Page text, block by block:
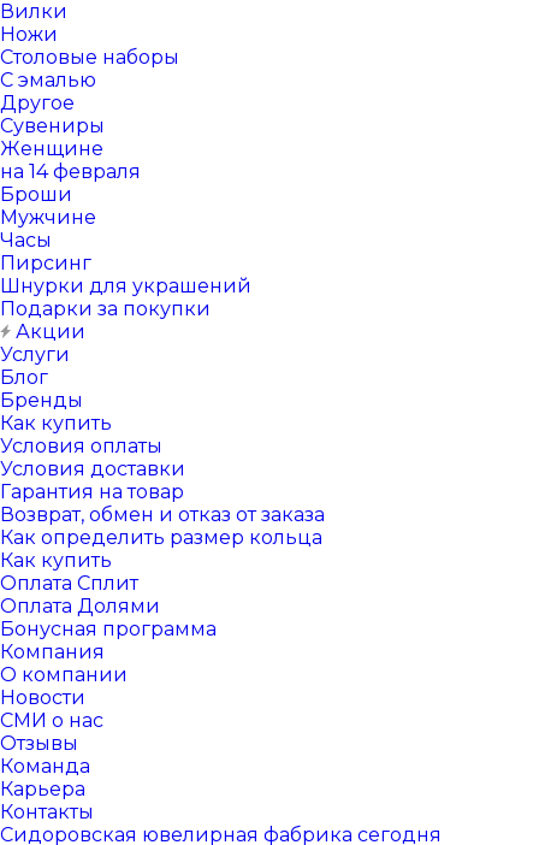
Вилки
Ножи
Столовые наборы
С эмалью
Другое
Сувениры
Женщине
на 14 февраля
Броши
Мужчине
Часы
Пирсинг
Шнурки для украшений
Подарки за покупки
Акции
Услуги
Блог
Бренды
Как купить
Условия оплаты
Условия доставки
Гарантия на товар
Возврат, обмен и отказ от заказа
Как определить размер кольца
Как купить
Оплата Сплит
Оплата Долями
Бонусная программа
Компания
О компании
Новости
СМИ о нас
Отзывы
Команда
Карьера
Контакты
Сидоровская ювелирная фабрика сегодня